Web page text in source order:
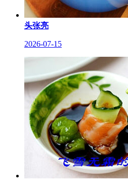
头张亮
2026-07-15